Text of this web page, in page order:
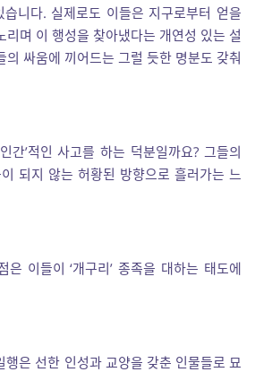
니다. 실제로도 이들은 지구로부터 얻을
리며 이 행성을 찾아냈다는 개연성 있는 설
의 싸움에 끼어드는 그럴 듯한 명분도 갖춰
간’적인 사고를 하는 덕분일까요? 그들의
되지 않는 허황된 방향으로 흘러가는 느
은 이들이 ‘개구리’ 종족을 대하는 태도에
행은 선한 인성과 교양을 갖춘 인물들로 묘